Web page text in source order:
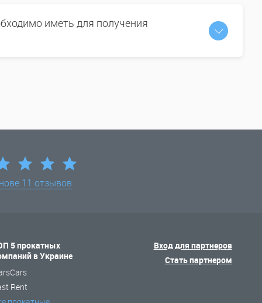
иметь для получения
11 отзывов
5 прокатных
в Украине
Rent
Вход для партнеров
Стать партнером